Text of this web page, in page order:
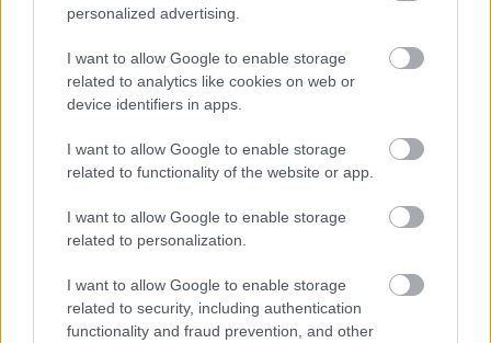
personalized advertising.
I want to allow Google to enable storage
related to analytics like cookies on web or
device identifiers in apps.
I want to allow Google to enable storage
related to functionality of the website or app.
I want to allow Google to enable storage
related to personalization.
I want to allow Google to enable storage
related to security, including authentication
functionality and fraud prevention, and other
Parc Fermé
Domenicali: Több sprint lesz az F1-ben – de nem
mindenhol